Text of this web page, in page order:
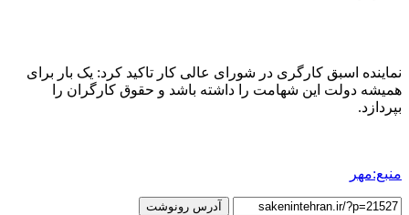
نماینده اسبق کارگری در شورای عالی کار تاکید کرد: یک بار برای
همیشه دولت این شهامت را داشته باشد و حقوق کارگران را
بپردازد.
منبع:مهر
آدرس رونوشت